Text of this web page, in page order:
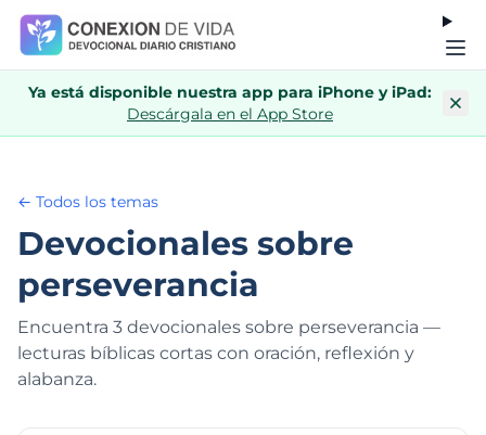
Ya está disponible nuestra app para iPhone y iPad:
Descárgala en el App Store
← Todos los temas
Devocionales sobre
perseverancia
Encuentra 3 devocionales sobre perseverancia —
lecturas bíblicas cortas con oración, reflexión y
alabanza.